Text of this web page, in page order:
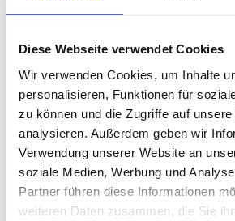
Diese Webseite verwendet Cookies
Wir verwenden Cookies, um Inhalte
personalisieren, Funktionen für
zu können und die Zugriffe auf
analysieren. Außerdem geben wir
Verwendung unserer Website an
soziale Medien, Werbung und
Partner führen diese Informationen
weiteren Daten zusammen, die Sie
Ein Beitrag, der viele
beliebter
stärker wahrgenommen
trendiger
erfolgreicher
Dadurch beschäftigen sich
intensiver mit dem gesamten